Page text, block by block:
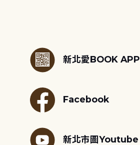
新北愛BOOK APP
Facebook
新北市圖Youtube